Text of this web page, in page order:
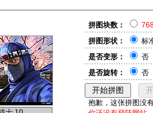
拼图块数：
拼图形状：
标
是否变形：
否
是否旋转：
否
抱歉，这张拼图没